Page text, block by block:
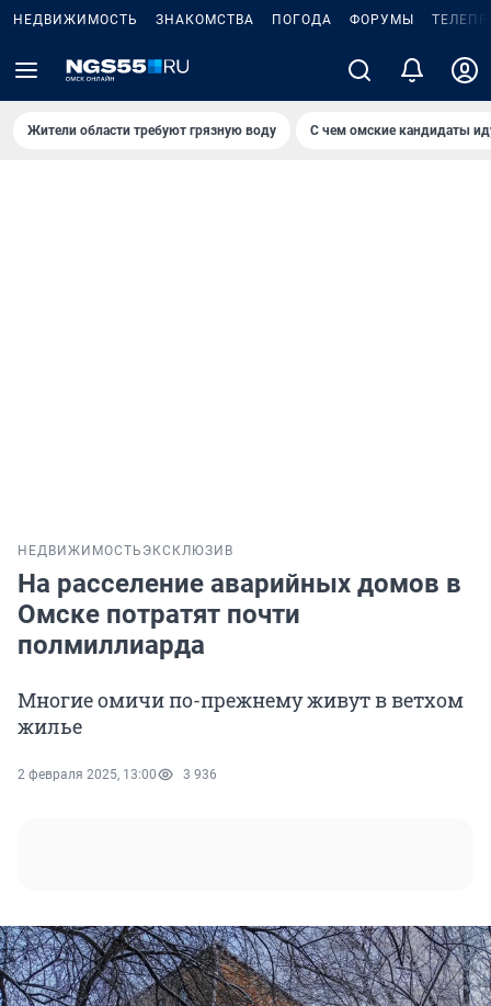
НЕДВИЖИМОСТЬ ЗНАКОМСТВА ПОГОДА ФОРУМЫ
Жители области требуют грязную воду С чем омские кандидаты
НЕДВИЖИМОСТЬ ЭКСКЛЮЗИВ
На расселение аварийных домов в
Омске потратят почти
полмиллиарда
Многие омичи по-прежнему живут в ветхом
жилье
2 февраля 2025, 13:00 3 936